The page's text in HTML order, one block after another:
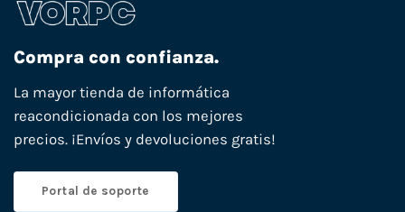
Compra con confianza.
La mayor tienda de informática
reacondicionada con los mejores
precios. ¡Envíos y devoluciones gratis!
Portal de soporte